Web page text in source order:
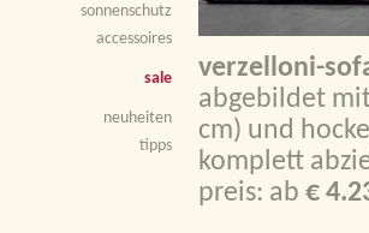
sonnenschutz
accessoires
sale
neuheiten
tipps
verzelloni-
abgebildet
cm) und
komplett
preis: ab €